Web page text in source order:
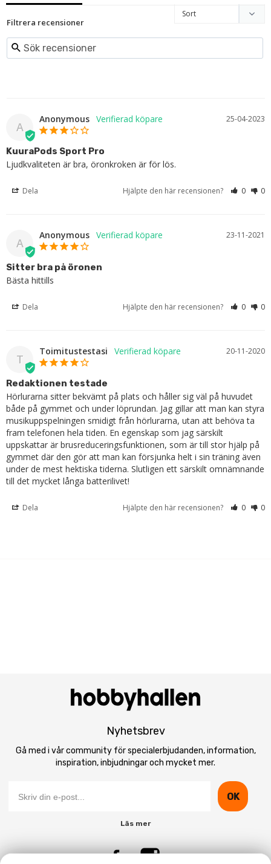
Filtrera recensioner
A
25-04-2023
Anonymous
KuuraPods Sport Pro
Ljudkvaliteten är bra, öronkroken är för lös.
Dela Hjälpte den här recensionen? 0 0
A
23-11-2021
Anonymous
Sitter bra på öronen
Bästa hittills
Dela Hjälpte den här recensionen? 0 0
T
20-11-2020
Toimitustestasi
Redaktionen testade
Hörlurarna sitter bekvämt på plats och håller sig väl på huvudet
både på gymmet och under löprundan. Jag gillar att man kan styra
musikuppspelningen smidigt från hörlurarna, utan att behöva ta
fram telefonen hela tiden. En egenskap som jag särskilt
uppskattar är brusreduceringsfunktionen, som är till stor hjälp på
gymmet där den gör att man kan försjunka helt i sin träning även
under de mest hektiska tiderna. Slutligen ett särskilt omnämnande
till det mycket långa batterilivet!
Dela Hjälpte den här recensionen? 0 0
Nyhetsbrev
Gå med i vår community för specialerbjudanden, information,
inspiration, inbjudningar och mycket mer.
OK
Läs mer